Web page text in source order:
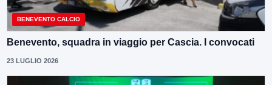
BENEVENTO CALCIO
Benevento, squadra in viaggio per Cascia. I convocati
23 LUGLIO 2026